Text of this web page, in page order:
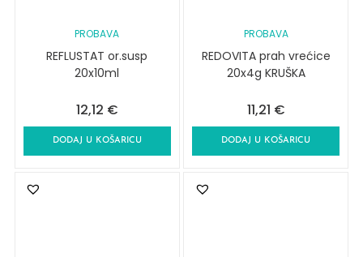
PROBAVA
REFLUSTAT or.susp
20x10ml
12,12 €
DODAJ U KOŠARICU
PROBAVA
REDOVITA prah vrećice
20x4g KRUŠKA
11,21 €
DODAJ U KOŠARICU